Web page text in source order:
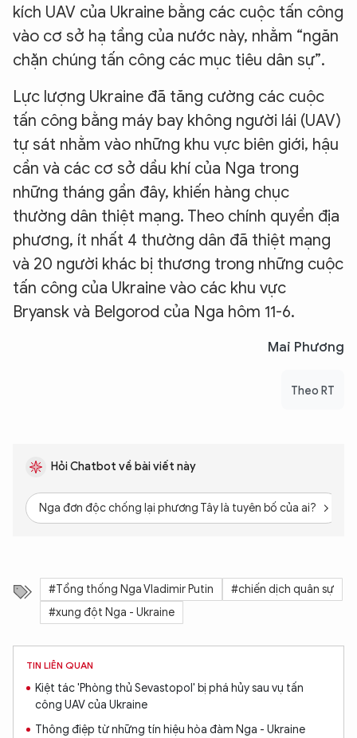
kích UAV của Ukraine bằng các cuộc tấn công
vào cơ sở hạ tầng của nước này, nhằm “ngăn
chặn chúng tấn công các mục tiêu dân sự”.
Lực lượng Ukraine đã tăng cường các cuộc
tấn công bằng máy bay không người lái (UAV)
tự sát nhằm vào những khu vực biên giới, hậu
cần và các cơ sở dầu khí của Nga trong
những tháng gần đây, khiến hàng chục
thường dân thiệt mạng. Theo chính quyền địa
phương, ít nhất 4 thường dân đã thiệt mạng
và 20 người khác bị thương trong những cuộc
tấn công của Ukraine vào các khu vực
Bryansk và Belgorod của Nga hôm 11-6.
Mai Phương
Theo RT
Hỏi Chatbot về bài viết này
Nga đơn độc chống lại phương Tây là tuyên bố của ai?
#Tổng thống Nga Vladimir Putin
#chiến dịch quân sự
#xung đột Nga - Ukraine
TIN LIÊN QUAN
Kiệt tác 'Phòng thủ Sevastopol' bị phá hủy sau vụ tấn
công UAV của Ukraine
Thông điệp từ những tín hiệu hòa đàm Nga - Ukraine